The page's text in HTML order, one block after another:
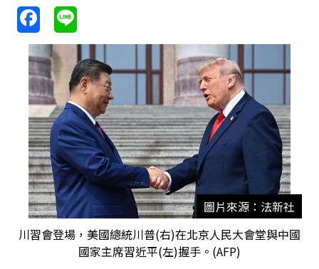
圖片來源：法新社
川習會登場，美國總統川普(右)在北京人民大會堂與中國
國家主席習近平(左)握手。(AFP)